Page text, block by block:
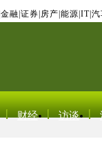
金融 证券 房产 能源 IT| 汽
财经 访谈